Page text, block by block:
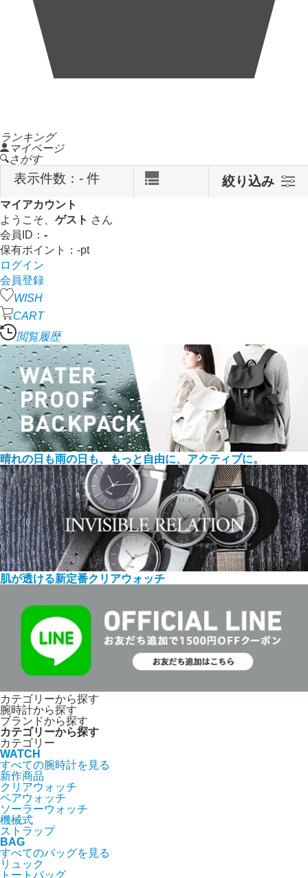
ランキング
マイページ
さがす
表示件数：- 件 絞り込み
マイアカウント
ようこそ、 ゲスト さん
会員ID： -
保有ポイント： -pt
ログイン
会員登録
WISH
CART
閲覧履歴
晴れの日も雨の日も、もっと自由に、アクティブに。
肌が透ける新定番クリアウォッチ
カテゴリーから探す
腕時計から探す
ブランドから探す
カテゴリーから探す
カテゴリー
WATCH
すべての腕時計を見る
新作商品
クリアウォッチ
ペアウォッチ
ソーラーウォッチ
機械式
ストラップ
BAG
すべてのバッグを見る
リュック
トートバッグ